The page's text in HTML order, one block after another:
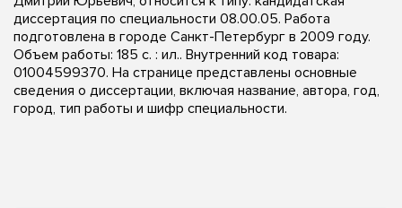
диссертация по специальности 08.00.05. Работа
подготовлена в городе Санкт-Петербург в 2009 году.
Объем работы: 185 с. : ил.. Внутренний код товара:
01004599370. На странице представлены основные
сведения о диссертации, включая название, автора, год,
город, тип работы и шифр специальности.